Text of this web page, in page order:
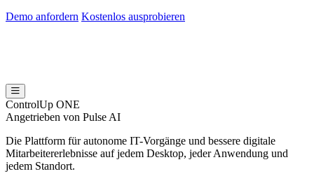
Demo anfordern Kostenlos ausprobieren
ControlUp ONE
Angetrieben von Pulse AI
Die Plattform für autonome IT-Vorgänge und bessere digitale
Mitarbeitererlebnisse auf jedem Desktop, jeder Anwendung und
jedem Standort.